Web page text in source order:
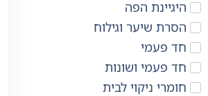
היגיינת הפה
הסרת שיער וגילוח
חד פעמי
חד פעמי ושונות
חומרי ניקוי לבית